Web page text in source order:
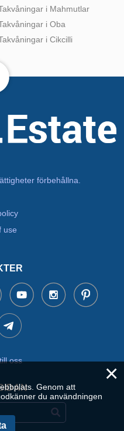
i Mahmutlar
i Oba
i Cikcilli
förbehållna.
use
oss
×
Genom att
du användningen